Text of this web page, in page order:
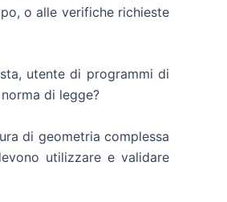
o alle verifiche richieste
utente di programmi di
di legge?
di geometria complessa
utilizzare e validare